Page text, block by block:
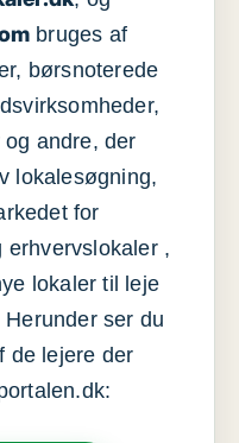
bruges af
børsnoterede
andre, der
lokalesøgning,
for
erhvervslokaler ,
lokaler til leje
ser du
de lejere der